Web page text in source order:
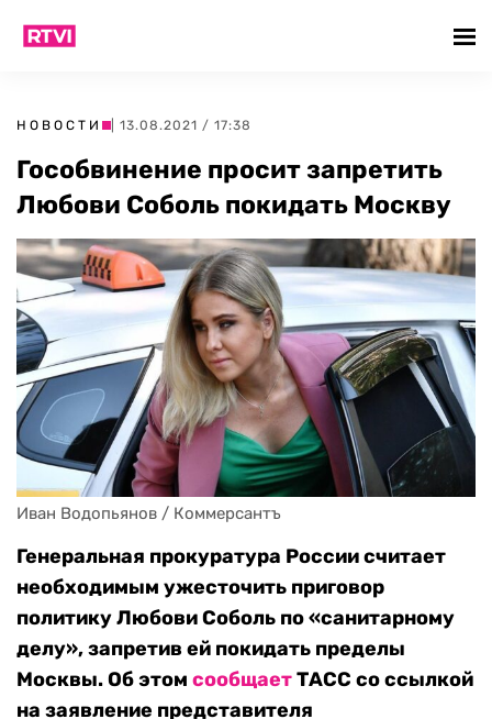
НОВОСТИ | 13.08.2021 / 17:38
Гособвинение просит запретить
Любови Соболь покидать Москву
Иван Водопьянов / Коммерсантъ
Генеральная прокуратура России считает
необходимым ужесточить приговор
политику Любови Соболь по «санитарному
делу», запретив ей покидать пределы
Москвы. Об этом сообщаетТАСС со ссылкой
на заявление представителя